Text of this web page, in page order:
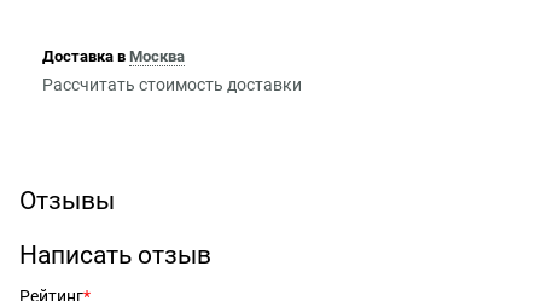
Доставка в Москва
Рассчитать стоимость доставки
Отзывы
Написать отзыв
Рейтинг